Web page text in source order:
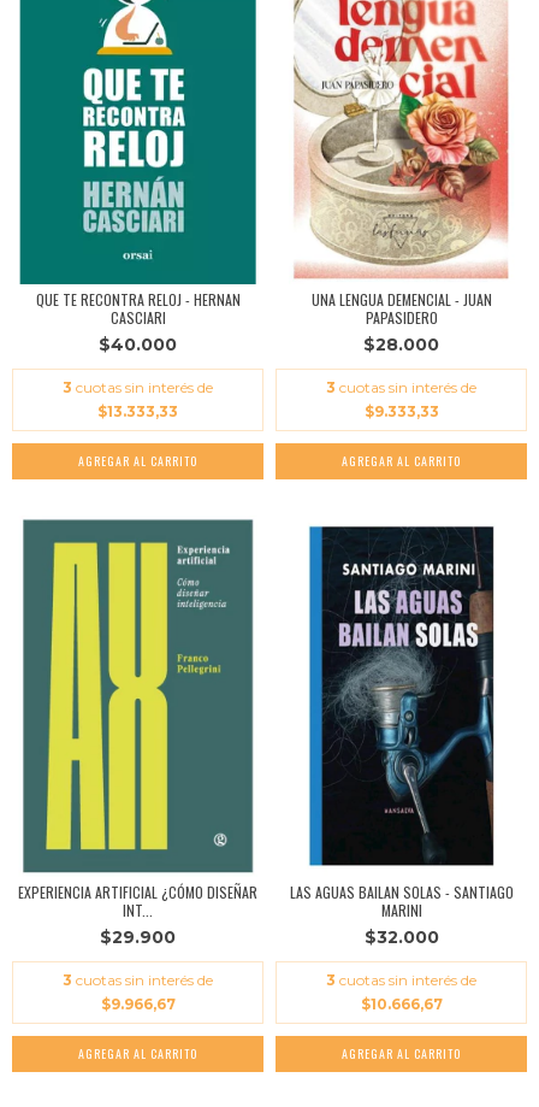
QUE TE RECONTRA RELOJ - HERNAN
CASCIARI
$40.000
3 cuotas sin interés de
$13.333,33
UNA LENGUA DEMENCIAL - JUAN
PAPASIDERO
$28.000
3 cuotas sin interés de
$9.333,33
EXPERIENCIA ARTIFICIAL ¿CÓMO DISEÑAR
INT...
$29.900
3 cuotas sin interés de
$9.966,67
LAS AGUAS BAILAN SOLAS - SANTIAGO
MARINI
$32.000
3 cuotas sin interés de
$10.666,67